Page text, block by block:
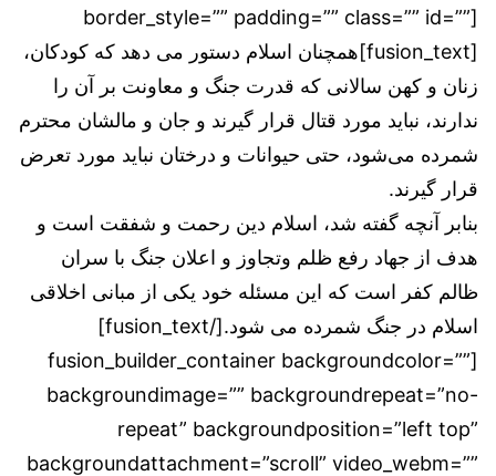
border_style=”” padding=”” class=”” id=””]
[fusion_text]همچنان اسلام دستور می دهد که کودکان،
زنان و کهن سالانی که قدرت جنگ و معاونت بر آن را
ندارند، نباید مورد قتال قرار گیرند و جان و مالشان محترم
شمرده می‌شود، حتی حیوانات و درختان نباید مورد تعرض
قرار گیرند.
بنابر آنچه گفته شد، اسلام دین رحمت و شفقت است و
هدف از جهاد رفع ظلم وتجاوز و اعلان جنگ با سران
ظالم کفر است که این مسئله خود یکی از مبانی اخلاقی
اسلام در جنگ شمرده می شود.[/fusion_text]
[fusion_builder_container backgroundcolor=””
backgroundimage=”” backgroundrepeat=”no-
repeat” backgroundposition=”left top”
backgroundattachment=”scroll” video_webm=””